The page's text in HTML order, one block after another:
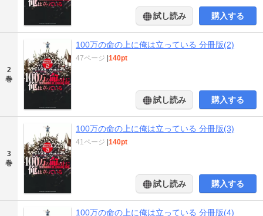
試し読み 購入する
2
巻
100万の命の上に俺は立っている 分冊版(2)
47ページ |140pt
試し読み 購入する
3
巻
100万の命の上に俺は立っている 分冊版(3)
41ページ |140pt
試し読み 購入する
100万の命の上に俺は立っている 分冊版(4)